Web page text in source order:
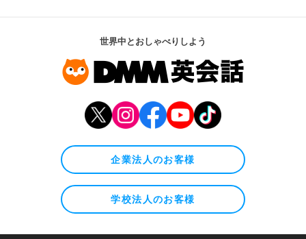
世界中とおしゃべりしよう
企業法人のお客様
学校法人のお客様